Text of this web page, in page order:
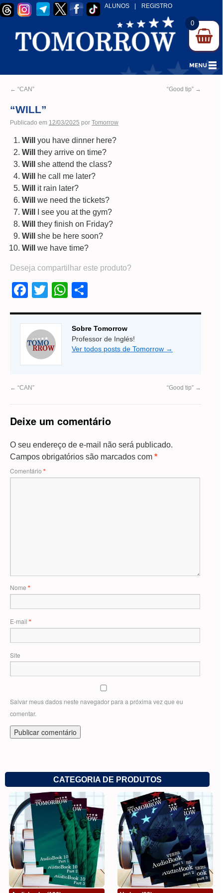
ALUNOS REGISTRO
← “CAN” “Good tip” →
“WILL”
Publicado em 12/03/2025 por Tomorrow
Will
you have dinner here?
Will
they arrive on time?
Will
she attend the class?
Will
he call me later?
Will
it rain later?
Will
we need the tickets?
Will
I see you at the gym?
Will
they finish on Friday?
Will
she be here soon?
Will
we have time?
Deseja compartilhar este produto?
Facebook
TwitterWhatsApp
Sobre Tomorrow
Professor de Inglés!
Ver todos posts de Tomorrow →
← “CAN” “Good tip” →
Deixe um comentário
O seu endereço de e-mail não será publicado.
Campos obrigatórios são marcados com *
Comentário *
Nome *
E-mail *
Site
Salvar meus dados neste navegador para a próxima vez que eu
comentar.
CATEGORIA DE PRODUTOS
0